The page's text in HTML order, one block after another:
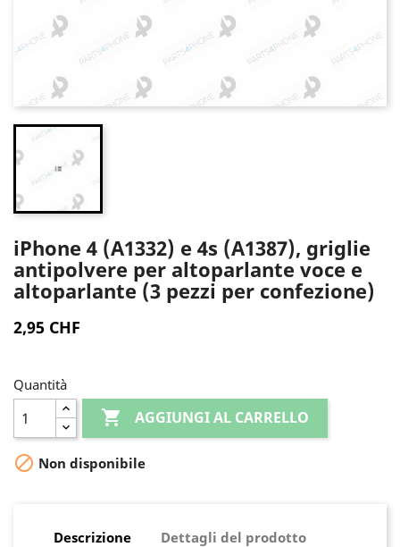
iPhone 4 (A1332) e 4s (A1387), griglie
antipolvere per altoparlante voce e
altoparlante (3 pezzi per confezione)
2,95 CHF
Quantità
 AGGIUNGI AL CARRELLO
 Non disponibile
Descrizione Dettagli del prodotto